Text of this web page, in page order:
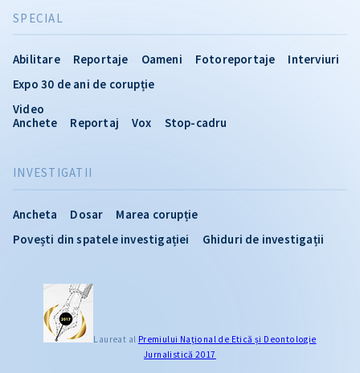
INVESTIGATII
Ancheta Dosar
Marea corupție
Povești din spatele investigației
Ghiduri de investigații
SPECIAL
Abilitare Reportaje Oameni Fotoreportaje
Interviuri
Expo 30 de ani de corupție
Video
Anchete
Reportaj Vox Stop-cadru
Laureat al Premiului Naţional de Etică și Deontologie
Jurnalistică 2017